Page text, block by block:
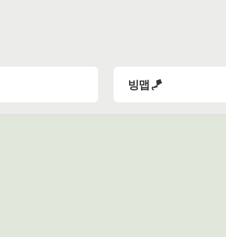
빙맵 🪁